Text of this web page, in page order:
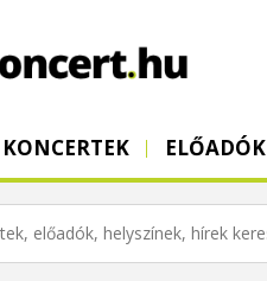
KONCERTEK ELŐADÓK